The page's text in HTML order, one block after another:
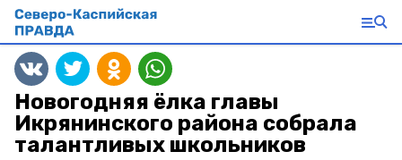
Новогодняя ёлка главы
Икрянинского района собрала
талантливых школьников